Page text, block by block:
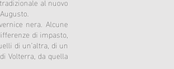
nera. Alcune
di impasto,
di un’altra, di un
Volterra, da quella